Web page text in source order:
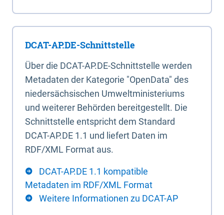
DCAT-AP.DE-Schnittstelle
Über die DCAT-AP.DE-Schnittstelle werden
Metadaten der Kategorie "OpenData" des
niedersächsischen Umweltministeriums
und weiterer Behörden bereitgestellt. Die
Schnittstelle entspricht dem Standard
DCAT-AP.DE 1.1 und liefert Daten im
RDF/XML Format aus.
DCAT-AP.DE 1.1 kompatible
Metadaten im RDF/XML Format
Weitere Informationen zu DCAT-AP